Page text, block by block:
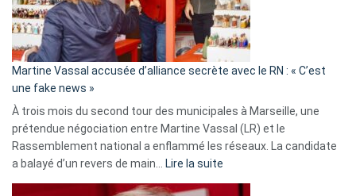
Algérie
Martine Vassal accusée d’alliance secrète avec le RN : « C’est
une fake news »
À trois mois du second tour des municipales à Marseille, une
prétendue négociation entre Martine Vassal (LR) et le
Rassemblement national a enflammé les réseaux. La candidate
a balayé d’un revers de main… Lire la suite